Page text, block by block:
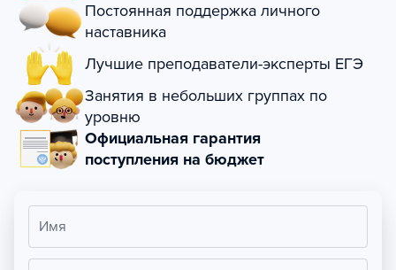
Постоянная поддержка личного
наставника
Лучшие преподаватели-эксперты ЕГЭ
Занятия в небольших группах по
уровню
Официальная гарантия
поступления на бюджет
Имя